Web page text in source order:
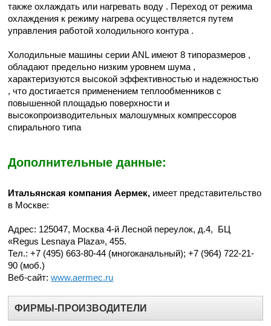
также охлаждать или нагревать воду . Переход от режима
охлаждения к режиму нагрева осуществляется путем
управления работой холодильного контура .
Холодильные машины серии ANL имеют 8 типоразмеров ,
обладают предельно низким уровнем шума ,
характеризуются высокой эффективностью и надежностью
, что достигается применением теплообменников с
повышенной площадью поверхности и
высокопроизводительных малошумных компрессоров
спирального типа
Дополнительные данные:
Итальянская компания Аермек, имеет представительство
в Москве:
Адрес: 125047, Москва 4-й Лесной переулок, д.4, БЦ
«Regus Lesnaya Plaza», 455.
Тел.: +7 (495) 663-80-44 (многоканальный); +7 (964) 722-21-
90 (моб.)
Веб-сайт:www.aermec.ru
ФИРМЫ-ПРОИЗВОДИТЕЛИ